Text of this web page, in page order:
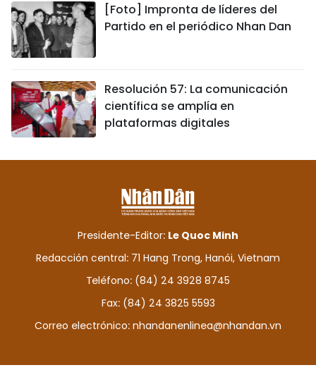
[Foto] Impronta de líderes del
Partido en el periódico Nhan Dan
Resolución 57: La comunicación
científica se amplía en
plataformas digitales
Presidente-Editor: Le Quoc Minh
Redacción central: 71 Hang Trong, Hanói, Vietnam
Teléfono: (84) 24 3928 8745
Fax: (84) 24 3825 5593
Correo electrónico: nhandanenlinea@nhandan.vn